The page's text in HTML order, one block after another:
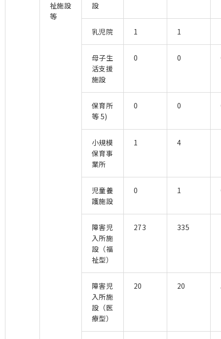
祉施設
等
設
乳児院 1 1
母子生
活支援
施設
0 0
保育所
等 5)
0 0
小規模
保育事
業所
1 4
児童養
護施設
0 1
障害児
入所施
設（福
祉型）
273 335
障害児
入所施
設（医
療型）
20 20